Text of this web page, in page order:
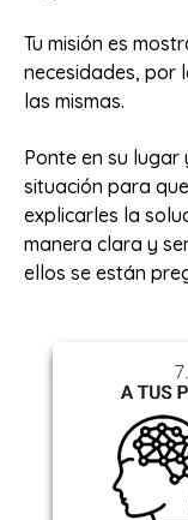
Tu misión es
necesidades, por
las mismas.
Ponte en su lugar
situación para
explicarles la
manera clara y
ellos se están